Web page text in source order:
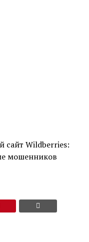
сайт Wildberries:
мошенников